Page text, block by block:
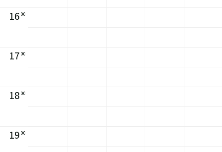
16 00
17 00
18 00
19 00